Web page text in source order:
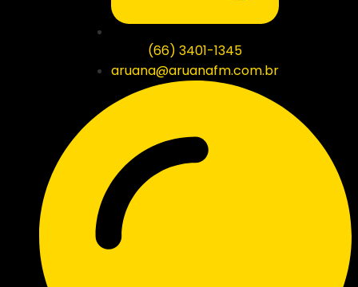
(66) 3401-1345
aruana@aruanafm.com.br